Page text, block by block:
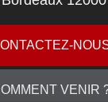
NOUS
VENIR